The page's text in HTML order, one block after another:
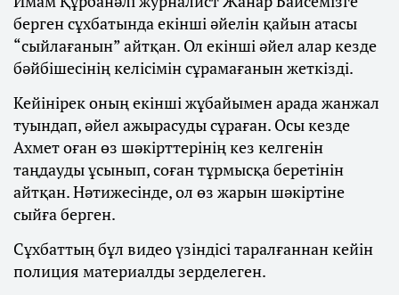
берген сұхбатында екінші әйелін қайын атасы
“сыйлағанын” айтқан. Ол екінші әйел алар кезде
бәйбішесінің келісімін сұрамағанын жеткізді.
Кейінірек оның екінші жұбайымен арада жанжал
туындап, әйел ажырасуды сұраған. Осы кезде
Ахмет оған өз шәкірттерінің кез келгенін
таңдауды ұсынып, соған тұрмысқа беретінін
айтқан. Нәтижесінде, ол өз жарын шәкіртіне
сыйға берген.
Сұхбаттың бұл видео үзіндісі таралғаннан кейін
полиция материалды зерделеген.